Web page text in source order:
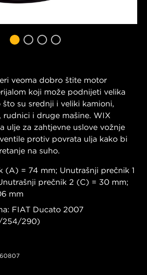
veoma dobro štite motor
koji može podnijeti velika
su srednji i veliki kamioni,
rudnici i druge mašine. WIX
ulje za zahtjevne uslove vožnje
protiv povrata ulja kako bi
na suho.
(A) = 74 mm; Unutrašnji prečnik 1
prečnik 2 (C) = 30 mm;
mm
FIAT Ducato 2007
254/290)